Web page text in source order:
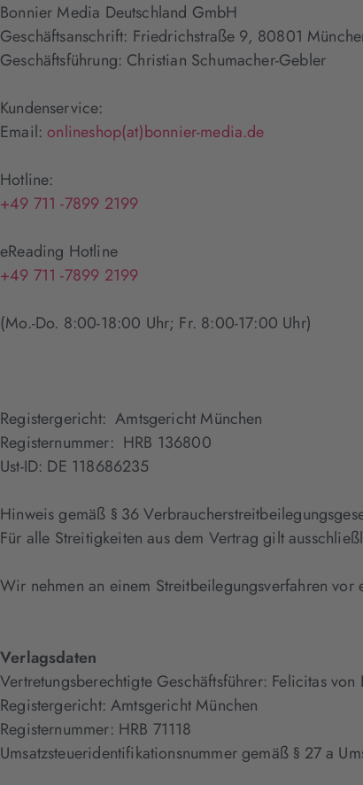
Bonnier Media Deutschland GmbH
Geschäftsanschrift: Friedrichstraße 9, 80801
Geschäftsführung: Christian Schumacher-Gebler
Kundenservice:
Email:onlineshop(at)bonnier-media.de
Hotline:
+49 711 -7899 2199
eReading Hotline
+49 711 -7899 2199
(Mo.-Do. 8:00-18:00 Uhr; Fr. 8:00-17:00 Uhr)
Registergericht: Amtsgericht München
Registernummer: HRB 136800
Ust-ID: DE 118686235
Hinweis gemäß § 36
Für alle Streitigkeiten aus dem Vertrag gilt
Wir nehmen an einem Streitbeilegungsverfahren
Verlagsdaten
Vertretungsberechtigte Geschäftsführer: Felicitas von
Registergericht: Amtsgericht München
Registernummer: HRB 71118
Umsatzsteueridentifikationsnummer gemäß § 27 a